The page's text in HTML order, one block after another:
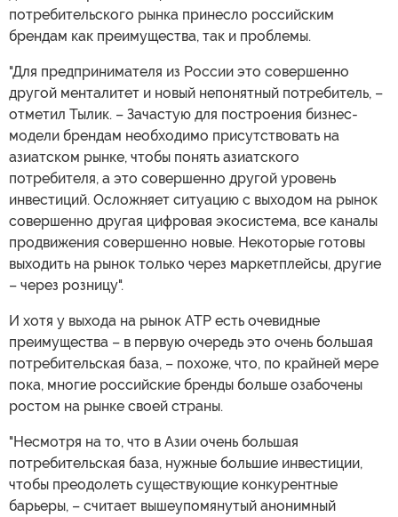
потребительского рынка принесло российским
брендам как преимущества, так и проблемы.
"Для предпринимателя из России это совершенно
другой менталитет и новый непонятный потребитель, –
отметил Тылик. – Зачастую для построения бизнес-
модели брендам необходимо присутствовать на
азиатском рынке, чтобы понять азиатского
потребителя, а это совершенно другой уровень
инвестиций. Осложняет ситуацию с выходом на рынок
совершенно другая цифровая экосистема, все каналы
продвижения совершенно новые. Некоторые готовы
выходить на рынок только через маркетплейсы, другие
– через розницу".
И хотя у выхода на рынок АТР есть очевидные
преимущества – в первую очередь это очень большая
потребительская база, – похоже, что, по крайней мере
пока, многие российские бренды больше озабочены
ростом на рынке своей страны.
"Несмотря на то, что в Азии очень большая
потребительская база, нужные большие инвестиции,
чтобы преодолеть существующие конкурентные
барьеры, – считает вышеупомянутый анонимный